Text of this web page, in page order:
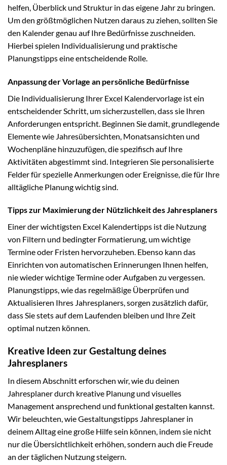
helfen, Überblick und Struktur in das eigene Jahr zu bringen.
Um den größtmöglichen Nutzen daraus zu ziehen, sollten Sie
den Kalender genau auf Ihre Bedürfnisse zuschneiden.
Hierbei spielen Individualisierung und praktische
Planungstipps eine entscheidende Rolle.
Anpassung der Vorlage an persönliche Bedürfnisse
Die Individualisierung Ihrer Excel Kalendervorlage ist ein
entscheidender Schritt, um sicherzustellen, dass sie Ihren
Anforderungen entspricht. Beginnen Sie damit, grundlegende
Elemente wie Jahresübersichten, Monatsansichten und
Wochenpläne hinzuzufügen, die spezifisch auf Ihre
Aktivitäten abgestimmt sind. Integrieren Sie personalisierte
Felder für spezielle Anmerkungen oder Ereignisse, die für Ihre
alltägliche Planung wichtig sind.
Tipps zur Maximierung der Nützlichkeit des Jahresplaners
Einer der wichtigsten Excel Kalendertipps ist die Nutzung
von Filtern und bedingter Formatierung, um wichtige
Termine oder Fristen hervorzuheben. Ebenso kann das
Einrichten von automatischen Erinnerungen Ihnen helfen,
nie wieder wichtige Termine oder Aufgaben zu vergessen.
Planungstipps, wie das regelmäßige Überprüfen und
Aktualisieren Ihres Jahresplaners, sorgen zusätzlich dafür,
dass Sie stets auf dem Laufenden bleiben und Ihre Zeit
optimal nutzen können.
Kreative Ideen zur Gestaltung deines
Jahresplaners
In diesem Abschnitt erforschen wir, wie du deinen
Jahresplaner durch kreative Planung und visuelles
Management ansprechend und funktional gestalten kannst.
Wir beleuchten, wie Gestaltungstipps Jahresplaner in
deinem Alltag eine große Hilfe sein können, indem sie nicht
nur die Übersichtlichkeit erhöhen, sondern auch die Freude
an der täglichen Nutzung steigern.